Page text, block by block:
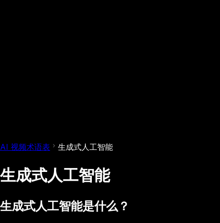
AI 视频术语表 生成式人工智能
生成式人工智能
生成式人工智能是什么？